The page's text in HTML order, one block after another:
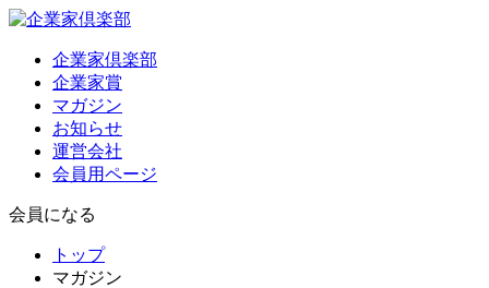
企業家倶楽部
企業家賞
マガジン
お知らせ
運営会社
会員用ページ
会員になる
トップ
マガジン